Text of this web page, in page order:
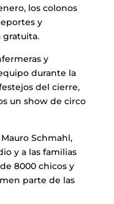
los colonos
y
gratuita.
y
durante la
del cierre,
un show de circo
Schmahl,
y a las familias
8000 chicos y
parte de las